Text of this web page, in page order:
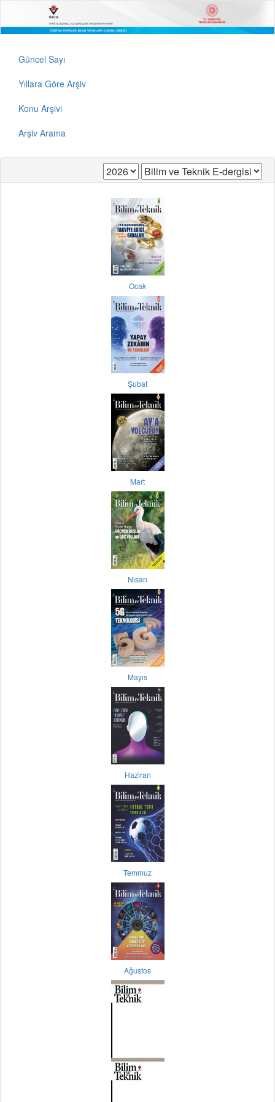
Güncel Sayı
Yıllara Göre Arşiv
Konu Arşivi
Arşiv Arama
Ocak
Şubat
Mart
Nisan
Mayıs
Haziran
Temmuz
Ağustos